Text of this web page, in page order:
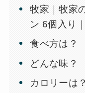
牧家｜牧家
ン 6個入り
食べ方は？
どんな味？
カロリーは？